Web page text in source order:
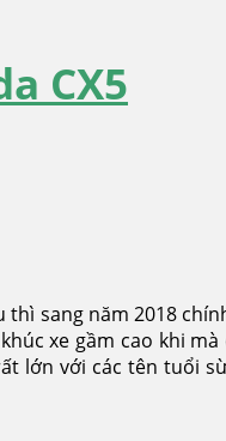
CX5
sang năm 2018
xe gầm cao khi
lớn với các tên tuổi